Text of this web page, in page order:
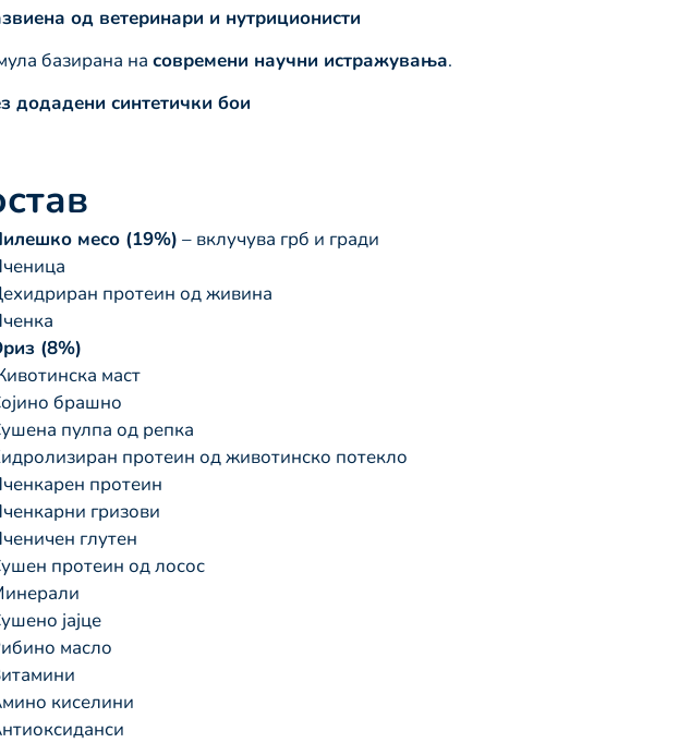
од ветеринари и нутриционисти
базирана на современи научни истражувања.
додадени синтетички бои
месо (19%) – вклучува грб и гради
протеин од живина
(8%)
маст
брашно
пулпа од репка
протеин од животинско потекло
протеин
гризови
глутен
протеин од лосос
јајце
масло
киселини